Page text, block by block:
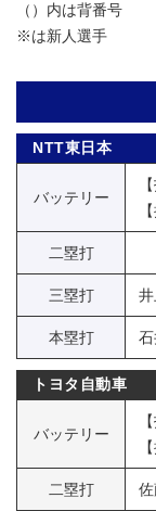
（）内は背番号
※は新人選手
NTT東日本
バッテリー
二塁打
三塁打 井
本塁打
トヨタ自動車
バッテリー
二塁打 佐